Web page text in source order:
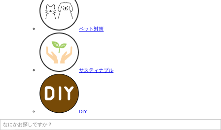
ペット対策
サスティナブル
DIY